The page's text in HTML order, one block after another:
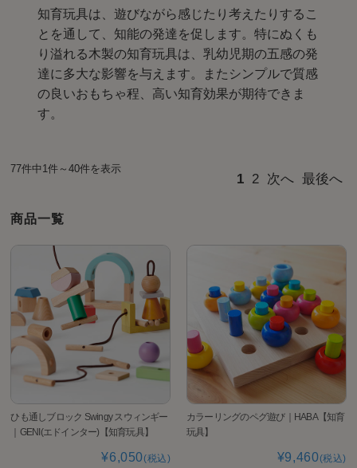
知育玩具は、遊びながら感じたり考えたりするこ
とを通して、知能の発達を促します。特にぬくも
り溢れる木製の知育玩具は、乳幼児期の五感の発
達に多大な影響を与えます。またシンプルで質感
の良いおもちゃ程、高い知育効果が期待できま
す。
77件中1件～40件を表示
1 2 次へ 最後へ
商品一覧
ひも通しブロック Swingy スウィンギー
｜GENI(エドインター)【知育玩具】
¥6,050(税込)
カラーリングのペグ遊び｜HABA【知育
玩具】
¥9,460(税込)